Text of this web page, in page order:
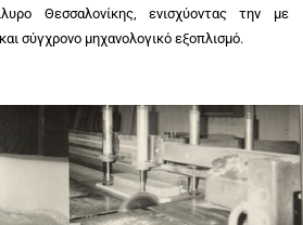
Θεσσαλονίκης, ενισχύοντας την με
σύγχρονο μηχανολογικό εξοπλισμό.